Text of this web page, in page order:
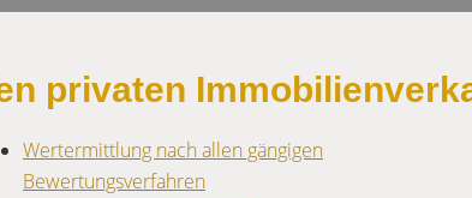
privaten
Wertermittlung nach allen gängigen
Bewertungsverfahren